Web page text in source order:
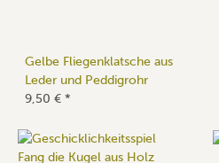
Gelbe Fliegenklatsche aus
Leder und Peddigrohr
9,50 € *